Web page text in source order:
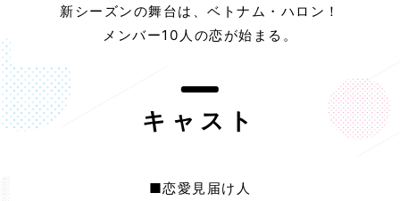
新シーズンの舞台は、ベトナム・ハロン！
メンバー10人の恋が始まる。
キャスト
■恋愛見届け人